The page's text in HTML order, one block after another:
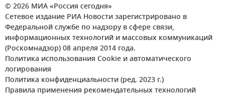
© 2026 МИА «Россия сегодня»
Сетевое издание РИА Новости зарегистрировано в
Федеральной службе по надзору в сфере связи,
информационных технологий и массовых коммуникаций
(Роскомнадзор) 08 апреля 2014 года.
Политика использования Cookie и автоматического
логирования
Политика конфиденциальности (ред. 2023 г.)
Правила применения рекомендательных технологий